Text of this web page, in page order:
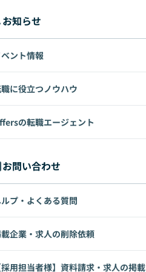
お知らせ
ント情報
に役立つノウハウ
の転職エージェント
お問い合わせ
プ・よくある質問
企業・求人の削除依頼
用担当者様】資料請求・求人の掲載